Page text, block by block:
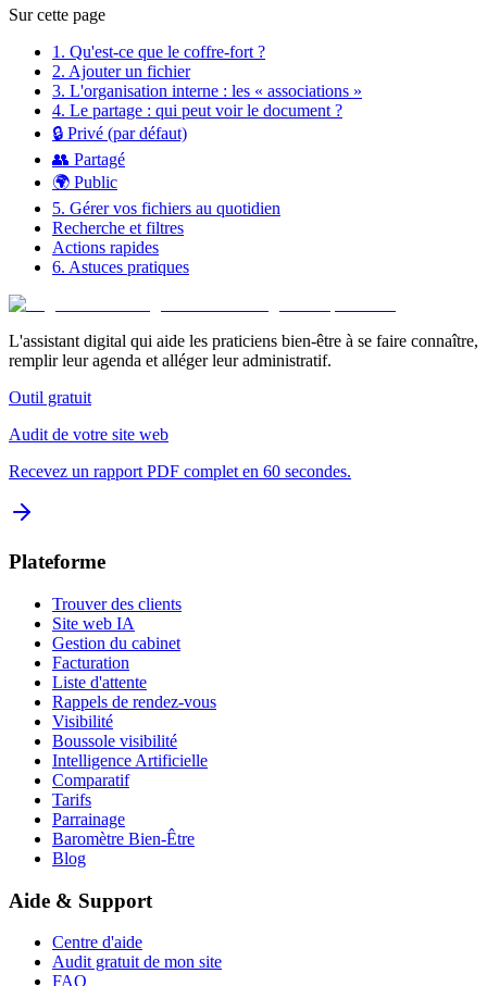
Sur cette page
1. Qu'est-ce que le coffre-fort ?
2. Ajouter un fichier
3. L'organisation interne : les « associations »
4. Le partage : qui peut voir le document ?
🔒 Privé (par défaut)
👥 Partagé
🌍 Public
5. Gérer vos fichiers au quotidien
Recherche et filtres
Actions rapides
6. Astuces pratiques
L'assistant digital qui aide les praticiens bien-être à se faire connaître,
remplir leur agenda et alléger leur administratif.
Outil gratuit
Audit de votre site web
Recevez un rapport PDF complet en 60 secondes.
Plateforme
Trouver des clients
Site web IA
Gestion du cabinet
Facturation
Liste d'attente
Rappels de rendez-vous
Visibilité
Boussole visibilité
Intelligence Artificielle
Comparatif
Tarifs
Parrainage
Baromètre Bien-Être
Blog
Aide & Support
Centre d'aide
Audit gratuit de mon site
FAQ